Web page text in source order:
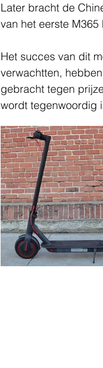
Later bracht de
van het eerste M365
Het succes van dit
verwachtten,
gebracht tegen
wordt tegenwoordig